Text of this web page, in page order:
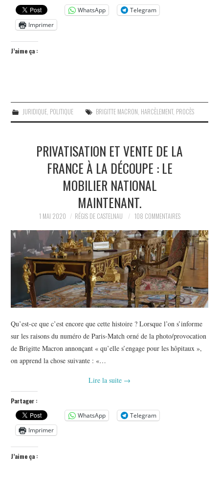
WhatsApp
Telegram
Imprimer
J’aime ça :
JURIDIQUE, POLITIQUE BRIGITTE MACRON, HARCÈLEMENT, PROCÈS
PRIVATISATION ET VENTE DE LA
FRANCE À LA DÉCOUPE : LE
MOBILIER NATIONAL
MAINTENANT.
1 MAI 2020 RÉGIS DE CASTELNAU 108 COMMENTAIRES
Qu’est-ce que c’est encore que cette histoire ? Lorsque l’on s’informe
sur les raisons du numéro de Paris-Match orné de la photo/provocation
de Brigitte Macron annonçant « qu’elle s’engage pour les hôpitaux »,
on apprend la chose suivante : «…
Lire la suite →
Partager :
WhatsApp
Telegram
Imprimer
J’aime ça :